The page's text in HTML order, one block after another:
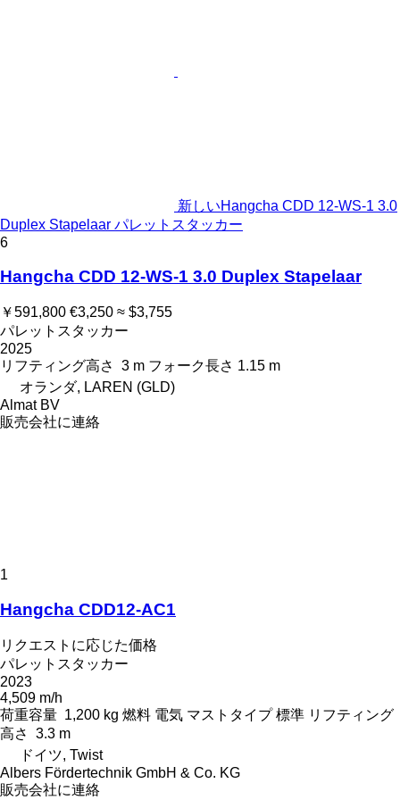
新しいHangcha CDD 12-WS-1 3.0
Duplex Stapelaar パレットスタッカー
6
Hangcha CDD 12-WS-1 3.0 Duplex Stapelaar
￥591,800 €3,250 ≈ $3,755
パレットスタッカー
2025
リフティング高さ
3 m フォーク長さ 1.15 m
オランダ, LAREN (GLD)
Almat BV
販売会社に連絡
1
Hangcha CDD12-AC1
リクエストに応じた価格
パレットスタッカー
2023
4,509 m/h
荷重容量 1,200 kg 燃料 電気 マストタイプ 標準 リフティング
高さ
3.3 m
ドイツ, Twist
Albers Fördertechnik GmbH & Co. KG
販売会社に連絡